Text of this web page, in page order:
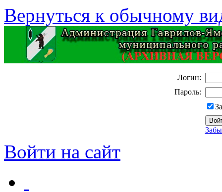
Вернуться к обычному
Логин:
Пароль:
Войти на сайт